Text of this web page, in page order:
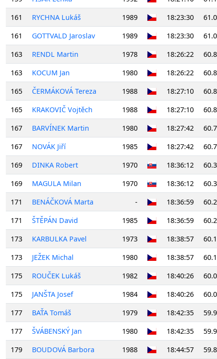
161
RYCHNA Lukáš 1989 18:23:30
161
GOTTVALD Jaroslav 1989 18:23:30
163
RENDL Martin 1978 18:26:22
163
KOCUM Jan 1980 18:26:22
165
ČERMÁKOVÁ Tereza 1988 18:27:10
165
KRAKOVIČ Vojtěch 1988 18:27:10
167
BARVÍNEK Martin 1980 18:27:42
167
NOVÁK Jiří 1985 18:27:42
169
DINKA Robert 1970 18:36:12
169
MAGULA Milan 1970 18:36:12
171
BENÁČKOVÁ Marta - 18:36:59
171
ŠTĚPÁN David 1985 18:36:59
173
KARBULKA Pavel 1973 18:38:57
173
JEŽEK Michal 1980 18:38:57
175
ROUČEK Lukáš 1982 18:40:26
175
JANŠTA Josef 1984 18:40:26
177
BAŤA Tomáš 1979 18:42:35
177
ŠVÁBENSKÝ Jan 1980 18:42:35
179
BOUDOVÁ Barbora 1988 18:44:57